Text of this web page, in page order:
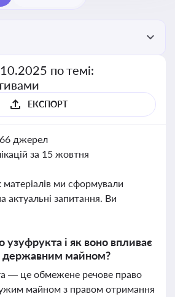
по темі:
ЕКСПОРТ
джерел
за 15 жовтня
матеріалів ми сформували
актуальні запитання. Ви
і як воно впливає
державним майном?
— це обмежене речове право
майном з правом отримання